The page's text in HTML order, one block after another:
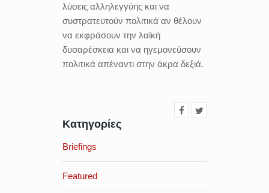
λύσεις αλληλεγγύης και να
συστρατευτούν πολιτικά αν θέλουν
να εκφράσουν την λαϊκή
δυσαρέσκεια και να ηγεμονεύσουν
πολιτικά απέναντι στην άκρα δεξιά.
Κατηγορίες
Briefings
Featured